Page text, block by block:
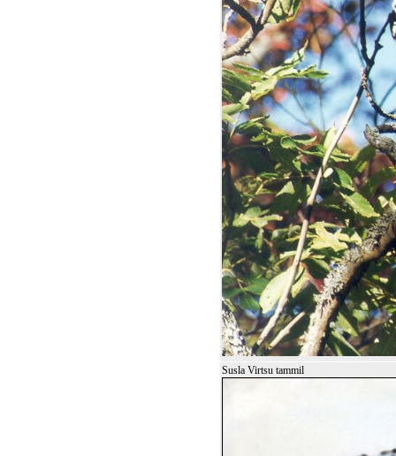
Susla Virtsu tammil